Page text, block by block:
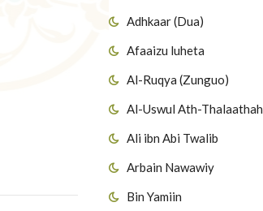
Adhkaar (Dua)
Afaaizu luheta
Al-Ruqya (Zunguo)
Al-Uswul Ath-Thalaathah
Ali ibn Abi Twalib
Arbain Nawawiy
Bin Yamiin